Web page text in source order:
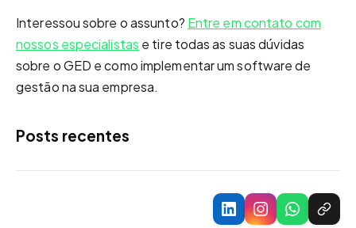
Interessou sobre o assunto? Entre em contato com
nossos especialistas e tire todas as suas dúvidas
sobre o GED e como implementar um software de
gestão na sua empresa.
Posts recentes